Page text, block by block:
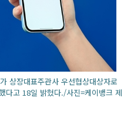
상장대표주관사 우선협상대상자로
다고 18일 밝혔다./사진=케이뱅크 제